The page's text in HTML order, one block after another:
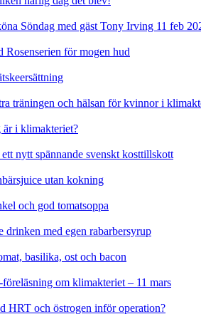
Söndag med gäst Tony Irving 11 feb
Rosenserien för mogen hud
träningen och hälsan för kvinnor i
i klimakteriet?
nytt spännande svenskt kosttillskott
utan kokning
och god tomatsoppa
drinken med egen rabarbersyrup
basilika, ost och bacon
om klimakteriet – 11 mars
HRT och östrogen inför operation?